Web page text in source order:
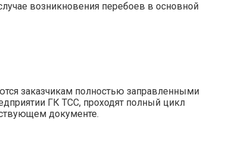
возникновения перебоев в основной
заказчикам полностью заправленными
ГК ТСС, проходят полный цикл
документе.